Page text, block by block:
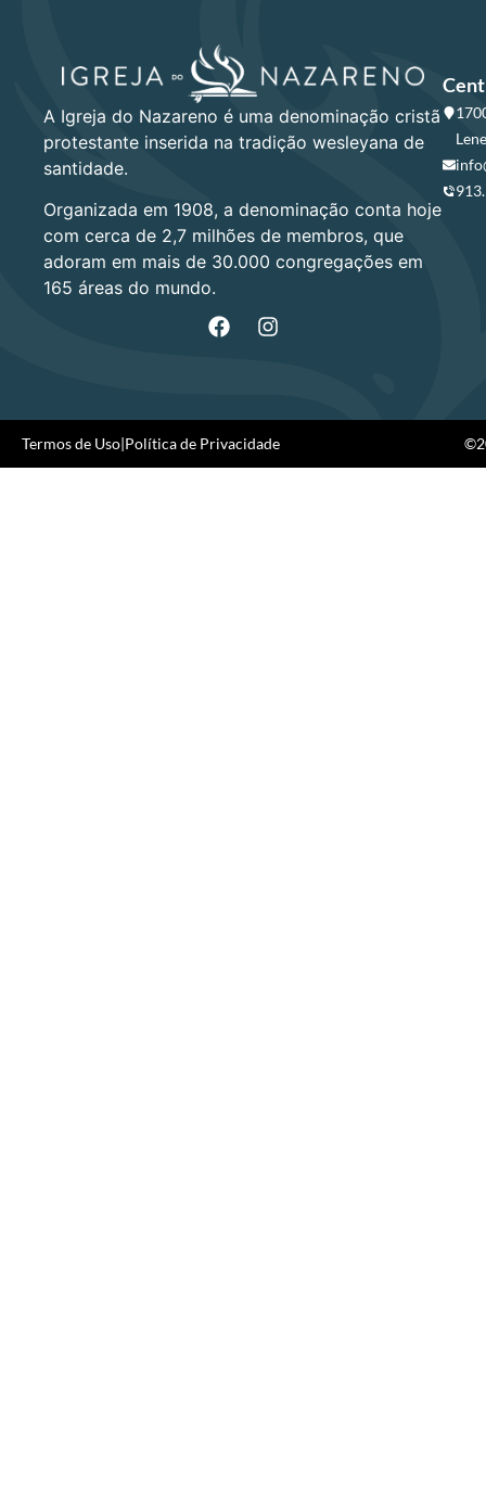
A Igreja do Nazareno é uma denominação cristã
protestante inserida na tradição wesleyana de
santidade.
Organizada em 1908, a denominação conta hoje
com cerca de 2,7 milhões de membros, que
adoram em mais de 30.000 congregações em
165 áreas do mundo.
Termos de Uso|Política de Privacidade